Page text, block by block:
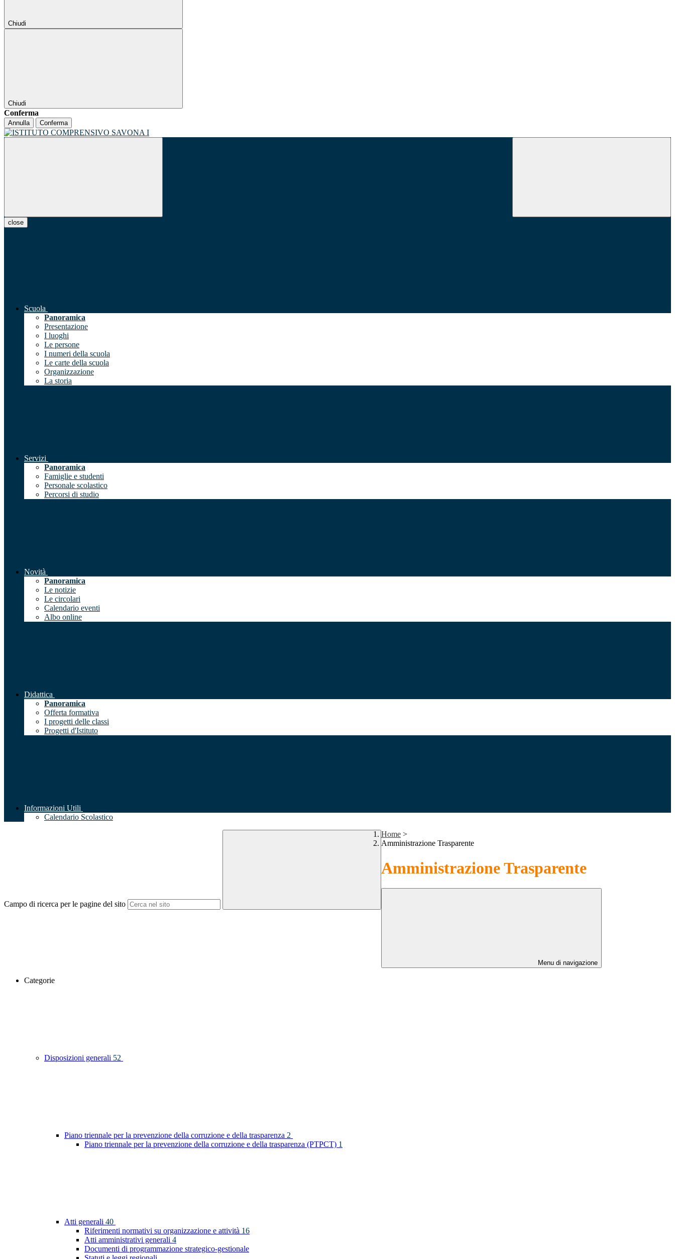
Chiudi
Chiudi
Conferma
Annulla Conferma
close
Scuola
Panoramica
Presentazione
I luoghi
Le persone
I numeri della scuola
Le carte della scuola
Organizzazione
La storia
Servizi
Panoramica
Famiglie e studenti
Personale scolastico
Percorsi di studio
Novità
Panoramica
Le notizie
Le circolari
Calendario eventi
Albo online
Didattica
Panoramica
Offerta formativa
I progetti delle classi
Progetti d'Istituto
Informazioni Utili
Calendario Scolastico
Campo di ricerca per le pagine del sito
Home >
Amministrazione Trasparente
Amministrazione Trasparente
Menu di navigazione
Categorie
Disposizioni generali 52
Piano triennale per la prevenzione della corruzione e della trasparenza 2
Piano triennale per la prevenzione della corruzione e della trasparenza (PTPCT) 1
Atti generali 40
Riferimenti normativi su organizzazione e attività 16
Atti amministrativi generali 4
Documenti di programmazione strategico-gestionale